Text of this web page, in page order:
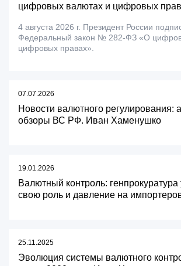
цифровых валютах и цифровых
4 августа 2026 г. Президент России
Федеральный закон № 282-ФЗ «О
цифровых правах».
07.07.2026
Новости валютного регулирования:
обзоры ВС РФ. Иван Хаменушко
19.01.2026
Валютный контроль: генпрокуратура
свою роль и давление на
25.11.2025
Эволюция системы валютного